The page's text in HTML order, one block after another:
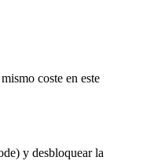
coste en este
y desbloquear la